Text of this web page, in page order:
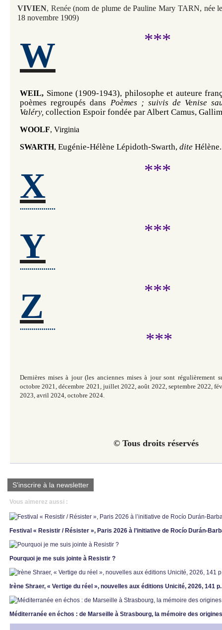
VIVIEN, Renée(nom de plume de Pauline Mary TARN, née
18 novembre 1909)
***
W
WEIL, Simone (1909-1943), philosophe et auteure
poèmes regroupés dans Poèmes ; suivis de Venise
Valéry, collection Espoir fondée par Albert Camus,
WOOLF, Virginia
SWARTH, Eugénie-Hélène Lépidoth-Swarth, dite
***
X
..................
***
Y
..................
***
Z
..................
***
Dernières mises à jour (les anciennes mises à jour sont régulièrement
octobre 2021, décembre 2021, juillet 2022, août 2022, septembre 2022,
2023, avril 2024, octobre 2024.
© Tous droits réservés
S'inscrire à la newsletter
Vous aimerez aussi :
Festival « Resistir / Résister », Paris 2026 à l’initiative de Rocío Durán-
Pourquoi je me suis jointe à Resistir ?
Irène Shraer, « Vertige du réel », nouvelles aux éditions Unicité, 2026, 141
Méditerranée en échos : de Marseille à Strasbourg, la mémoire des